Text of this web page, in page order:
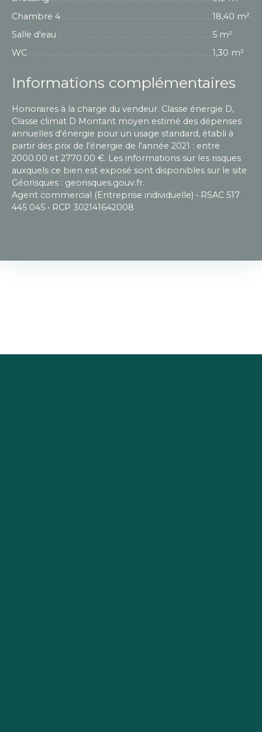
Chambre 4
18,40 m²
Salle d'eau
5 m²
WC
1,30 m²
Informations complémentaires
Honoraires à la charge du vendeur. Classe énergie D,
Classe climat D Montant moyen estimé des dépenses
annuelles d'énergie pour un usage standard, établi à
partir des prix de l'énergie de l'année 2021 : entre
2000.00 et 2770.00 €. Les informations sur les risques
auxquels ce bien est exposé sont disponibles sur le site
Géorisques : georisques.gouv.fr.
Agent commercial (Entreprise individuelle) • RSAC 517
445 045 • RCP 302141642008